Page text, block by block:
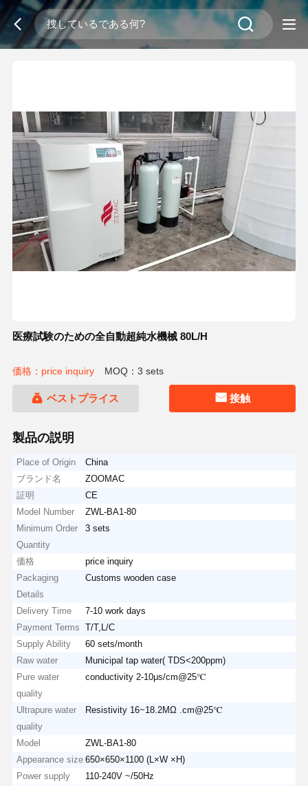
医療試験のための全自動超純水機械 80L/H
価格：price inquiry MOQ：3 sets
ベストプライス 接触
製品の説明
Place of Origin
China
ブランド名
ZOOMAC
証明
CE
Model Number
ZWL-BA1-80
Minimum Order
Quantity
3 sets
価格
price inquiry
Packaging
Details
Customs wooden case
Delivery Time
7-10 work days
Payment Terms
T/T,L/C
Supply Ability
60 sets/month
Raw water
Municipal tap water( TDS<200ppm)
Pure water
quality
conductivity 2-10μs/cm@25℃
Ultrapure water
quality
Resistivity 16~18.2MΩ .cm@25℃
Model
ZWL-BA1-80
Appearance size 650×650×1100 (L×W ×H)
Power supply
110-240V ~/50Hz